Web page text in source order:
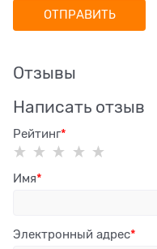
Отзывы
Написать отзыв
Рейтинг
Имя
Электронный адрес